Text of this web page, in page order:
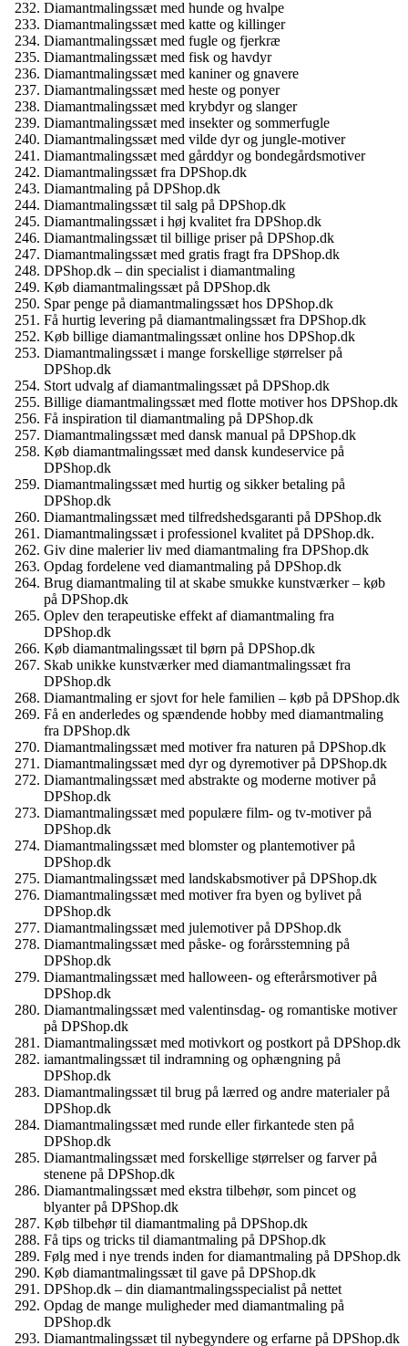
Diamantmalingssæt med hunde og hvalpe
Diamantmalingssæt med katte og killinger
Diamantmalingssæt med fugle og fjerkræ
Diamantmalingssæt med fisk og havdyr
Diamantmalingssæt med kaniner og gnavere
Diamantmalingssæt med heste og ponyer
Diamantmalingssæt med krybdyr og slanger
Diamantmalingssæt med insekter og sommerfugle
Diamantmalingssæt med vilde dyr og jungle-motiver
Diamantmalingssæt med gårddyr og bondegårdsmotiver
Diamantmalingssæt fra DPShop.dk
Diamantmaling på DPShop.dk
Diamantmalingssæt til salg på DPShop.dk
Diamantmalingssæt i høj kvalitet fra DPShop.dk
Diamantmalingssæt til billige priser på DPShop.dk
Diamantmalingssæt med gratis fragt fra DPShop.dk
DPShop.dk – din specialist i diamantmaling
Køb diamantmalingssæt på DPShop.dk
Spar penge på diamantmalingssæt hos DPShop.dk
Få hurtig levering på diamantmalingssæt fra DPShop.dk
Køb billige diamantmalingssæt online hos DPShop.dk
Diamantmalingssæt i mange forskellige størrelser på
DPShop.dk
Stort udvalg af diamantmalingssæt på DPShop.dk
Billige diamantmalingssæt med flotte motiver hos DPShop.dk
Få inspiration til diamantmaling på DPShop.dk
Diamantmalingssæt med dansk manual på DPShop.dk
Køb diamantmalingssæt med dansk kundeservice på
DPShop.dk
Diamantmalingssæt med hurtig og sikker betaling på
DPShop.dk
Diamantmalingssæt med tilfredshedsgaranti på DPShop.dk
Diamantmalingssæt i professionel kvalitet på DPShop.dk.
Giv dine malerier liv med diamantmaling fra DPShop.dk
Opdag fordelene ved diamantmaling på DPShop.dk
Brug diamantmaling til at skabe smukke kunstværker – køb
på DPShop.dk
Oplev den terapeutiske effekt af diamantmaling fra
DPShop.dk
Køb diamantmalingssæt til børn på DPShop.dk
Skab unikke kunstværker med diamantmalingssæt fra
DPShop.dk
Diamantmaling er sjovt for hele familien – køb på DPShop.dk
Få en anderledes og spændende hobby med diamantmaling
fra DPShop.dk
Diamantmalingssæt med motiver fra naturen på DPShop.dk
Diamantmalingssæt med dyr og dyremotiver på DPShop.dk
Diamantmalingssæt med abstrakte og moderne motiver på
DPShop.dk
Diamantmalingssæt med populære film- og tv-motiver på
DPShop.dk
Diamantmalingssæt med blomster og plantemotiver på
DPShop.dk
Diamantmalingssæt med landskabsmotiver på DPShop.dk
Diamantmalingssæt med motiver fra byen og bylivet på
DPShop.dk
Diamantmalingssæt med julemotiver på DPShop.dk
Diamantmalingssæt med påske- og forårsstemning på
DPShop.dk
Diamantmalingssæt med halloween- og efterårsmotiver på
DPShop.dk
Diamantmalingssæt med valentinsdag- og romantiske motiver
på DPShop.dk
Diamantmalingssæt med motivkort og postkort på DPShop.dk
iamantmalingssæt til indramning og ophængning på
DPShop.dk
Diamantmalingssæt til brug på lærred og andre materialer på
DPShop.dk
Diamantmalingssæt med runde eller firkantede sten på
DPShop.dk
Diamantmalingssæt med forskellige størrelser og farver på
stenene på DPShop.dk
Diamantmalingssæt med ekstra tilbehør, som pincet og
blyanter på DPShop.dk
Køb tilbehør til diamantmaling på DPShop.dk
Få tips og tricks til diamantmaling på DPShop.dk
Følg med i nye trends inden for diamantmaling på DPShop.dk
Køb diamantmalingssæt til gave på DPShop.dk
DPShop.dk – din diamantmalingsspecialist på nettet
Opdag de mange muligheder med diamantmaling på
DPShop.dk
Diamantmalingssæt til nybegyndere og erfarne på DPShop.dk